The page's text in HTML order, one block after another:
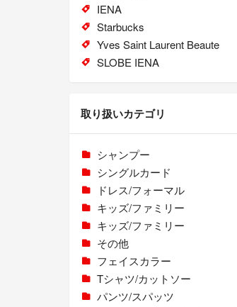
IENA
Starbucks
Yves Saint Laurent Beaute
SLOBE IENA
取り扱いカテゴリ
シャンプー
シングルカード
ドレス/フォーマル
キッズ/ファミリー
キッズ/ファミリー
その他
フェイスカラー
Tシャツ/カットソー
パンツ/スパッツ